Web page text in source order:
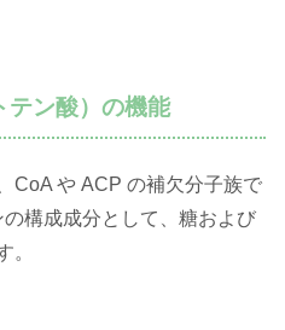
テン酸）の機能
CoA や ACP の補欠分子族で
構成成分として、糖および
。